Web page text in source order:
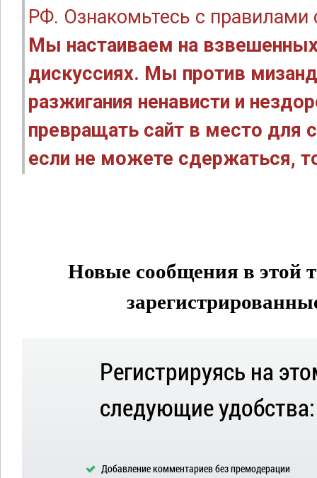
РФ. Ознакомьтесь с правилами
Мы настаиваем на
дискуссиях. Мы против
разжигания ненависти и
превращать сайт в место для
если не можете сдержаться,
Новые сообщения в этой
Регистрируясь на
следующие удобства:
Добавление комментариев без премодерации